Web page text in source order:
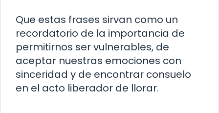
Que estas frases sirvan como un
recordatorio de la importancia de
permitirnos ser vulnerables, de
aceptar nuestras emociones con
sinceridad y de encontrar consuelo
en el acto liberador de llorar.